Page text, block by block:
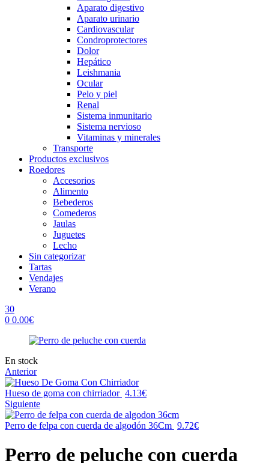
Aparato digestivo
Aparato urinario
Cardiovascular
Condroprotectores
Dolor
Hepático
Leishmania
Ocular
Pelo y piel
Renal
Sistema inmunitario
Sistema nervioso
Vitaminas y minerales
Transporte
Productos exclusivos
Roedores
Accesorios
Alimento
Bebederos
Comederos
Jaulas
Juguetes
Lecho
Sin categorizar
Tartas
Vendajes
Verano
30
0 0.00€
Availability:
En stock
Anterior
Hueso de goma con chirriador 4.13€
Siguiente
Perro de felpa con cuerda de algodón 36Cm 9.72€
Perro de peluche con cuerda